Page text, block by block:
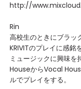
http://
Rin
高校生のときにブラッ
KRIVITのプレイに感銘
ミュージックに興味
HouseからVocal
ルでプレイをする。